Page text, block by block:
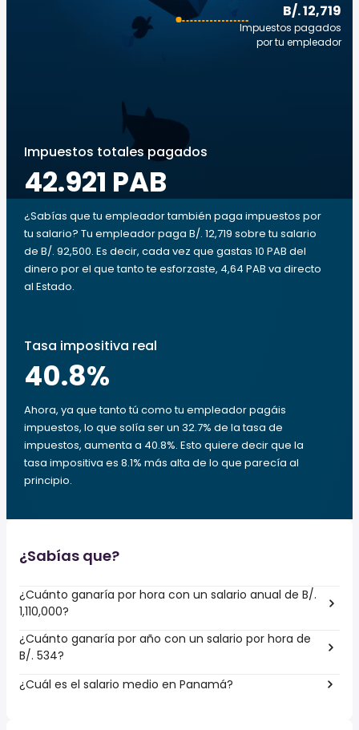
B/. 12,719
Impuestos pagados
por tu empleador
Impuestos totales pagados
42.921 PAB
¿Sabías que tu empleador también paga impuestos por
tu salario? Tu empleador paga B/. 12,719 sobre tu salario
de B/. 92,500. Es decir, cada vez que gastas 10 PAB del
dinero por el que tanto te esforzaste, 4,64 PAB va directo
al Estado.
Tasa impositiva real
40.8%
Ahora, ya que tanto tú como tu empleador pagáis
impuestos, lo que solía ser un 32.7% de la tasa de
impuestos, aumenta a 40.8%. Esto quiere decir que la
tasa impositiva es 8.1% más alta de lo que parecía al
principio.
¿Sabías que?
¿Cuánto ganaría por hora con un salario anual de B/.
1,110,000?
¿Cuánto ganaría por año con un salario por hora de
B/. 534?
¿Cuál es el salario medio en Panamá?